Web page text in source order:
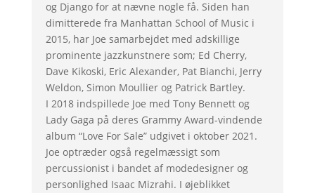
og Django for at nævne nogle få. Siden han
dimitterede fra Manhattan School of Music i
2015, har Joe samarbejdet med adskillige
prominente jazzkunstnere som; Ed Cherry,
Dave Kikoski, Eric Alexander, Pat Bianchi, Jerry
Weldon, Simon Moullier og Patrick Bartley.
I 2018 indspillede Joe med Tony Bennett og
Lady Gaga på deres Grammy Award-vindende
album “Love For Sale” udgivet i oktober 2021.
Joe optræder også regelmæssigt som
percussionist i bandet af modedesigner og
personlighed Isaac Mizrahi. I øjeblikket